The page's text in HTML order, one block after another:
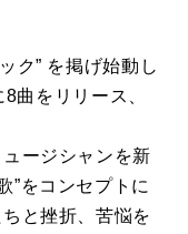
ク” を掲げ始動し
曲をリリース、
ージシャンを新
”をコンセプトに
と挫折、苦悩を